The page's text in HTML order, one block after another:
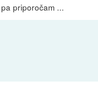
priporočam ...